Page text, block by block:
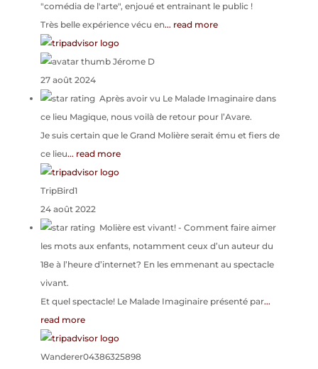
"comédia de l'arte", enjoué et entrainant le public !
Très belle expérience vécu en... read more
Jérome D
27 août 2024
Après avoir vu Le Malade Imaginaire dans
ce lieu Magique, nous voilà de retour pour l’Avare.
Je suis certain que le Grand Molière serait ému et fiers de
ce lieu... read more
TripBird1
24 août 2022
Molière est vivant!- Comment faire aimer
les mots aux enfants, notamment ceux d’un auteur du
18e à l’heure d’internet? En les emmenant au spectacle
vivant.
Et quel spectacle! Le Malade Imaginaire présenté par...
read more
Wanderer04386325898